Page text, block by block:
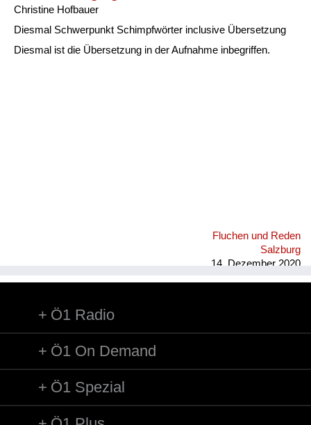
Christine Hofbauer
Diesmal Schwerpunkt Schimpfwörter inclusive Übersetzung
Diesmal ist die Übersetzung in der Aufnahme inbegriffen.
Fluchen und Reden
Salzburg
14. Dezember 2020
Ö1 Radio
Ö1 On Demand
Ö1 Spezial